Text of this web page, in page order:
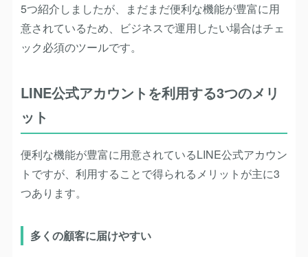
5つ紹介しましたが、まだまだ便利な機能が豊富に用
意されているため、ビジネスで運用したい場合はチェ
ック必須のツールです。
LINE公式アカウントを利用する3つのメリ
ット
便利な機能が豊富に用意されているLINE公式アカウン
トですが、利用することで得られるメリットが主に3
つあります。
多くの顧客に届けやすい